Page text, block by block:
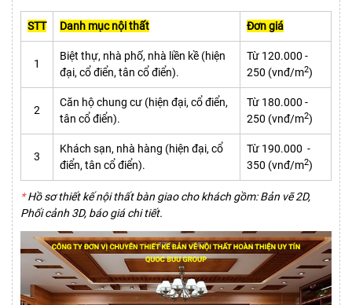
STT Danh mục nội thất Đơn giá
1
Biệt thự, nhà phố, nhà liền kề (hiện
đại, cổ điển, tân cổ điển).
Từ 120.000 -
250 (vnđ/m2)
2
Căn hộ chung cư (hiện đại, cổ điển,
tân cổ điển).
Từ 180.000 -
250 (vnđ/m2)
3
Khách sạn, nhà hàng (hiện đại, cổ
điển, tân cổ điển).
Từ 190.000 -
350 (vnđ/m2)
*Hồ sơ thiết kế nội thất bàn giao cho khách gồm: Bản vẽ 2D,
Phối cảnh 3D, báo giá chi tiết.